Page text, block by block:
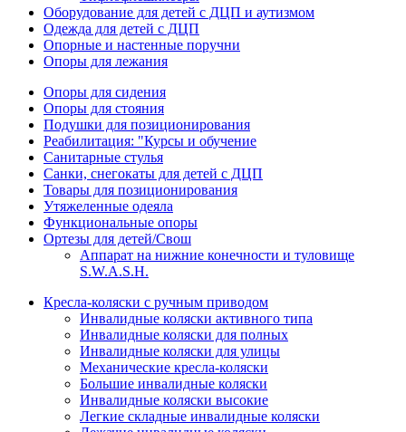
Оборудование для детей с ДЦП и аутизмом
Одежда для детей с ДЦП
Опорные и настенные поручни
Опоры для лежания
Опоры для сидения
Опоры для стояния
Подушки для позиционирования
Реабилитация: "Курсы и обучение
Санитарные стулья
Санки, снегокаты для детей с ДЦП
Товары для позиционирования
Утяжеленные одеяла
Функциональные опоры
Ортезы для детей/Свош
Аппарат на нижние конечности и туловище
S.W.A.S.H.
Кресла-коляски с ручным приводом
Инвалидные коляски активного типа
Инвалидные коляски для полных
Инвалидные коляски для улицы
Механические кресла-коляски
Большие инвалидные коляски
Инвалидные коляски высокие
Легкие складные инвалидные коляски